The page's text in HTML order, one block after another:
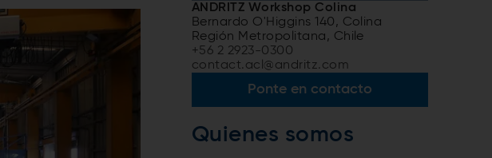
ANDRITZ Workshop Colina
Bernardo O'Higgins 140, Colina
Región Metropolitana, Chile
+56 2 2923-0300
contact.acl@andritz.com
Ponte en contacto​
Quienes somos